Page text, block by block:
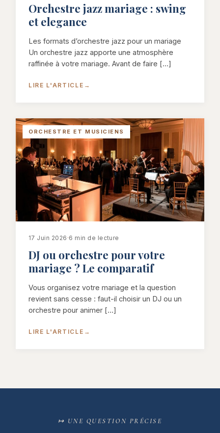
Orchestre jazz mariage : swing
et elegance
Les formats d’orchestre jazz pour un mariage
Un orchestre jazz apporte une atmosphère
raffinée à votre mariage. Avant de faire […]
LIRE L'ARTICLE →
ORCHESTRE ET MUSICIENS
17 Juin 2026 ·6 min de lecture
DJ ou orchestre pour votre
mariage ? Le comparatif
Vous organisez votre mariage et la question
revient sans cesse : faut-il choisir un DJ ou un
orchestre pour animer […]
LIRE L'ARTICLE →
↦ UNE QUESTION PRÉCISE